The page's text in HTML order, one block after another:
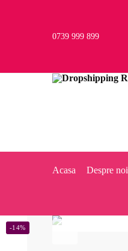
0739 999 899
Acasa Despre noi
-14%